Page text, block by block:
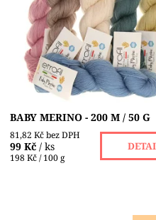
vyráběná podle globálních
standardů. Při výrobě jsou
výhradně organická...
Dostupnost:
Skladem 6 ks
Značka:
ETROFIL
BABY MERINO - 200 M / 50 G
81,82 Kč bez DPH
99 Kč / ks
198 Kč / 100 g